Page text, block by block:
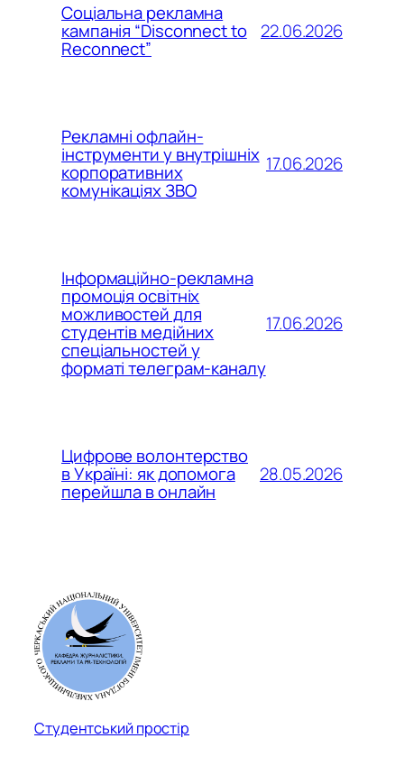
Соціальна рекламна
кампанія “Disconnect to
Reconnect”
22.06.2026
Рекламні офлайн-
інструменти у внутрішніх
корпоративних
комунікаціях ЗВО
17.06.2026
Інформаційно-рекламна
промоція освітніх
можливостей для
студентів медійних
спеціальностей у
форматі телеграм-каналу
17.06.2026
Цифрове волонтерство
в Україні: як допомога
перейшла в онлайн
28.05.2026
Студентський простір